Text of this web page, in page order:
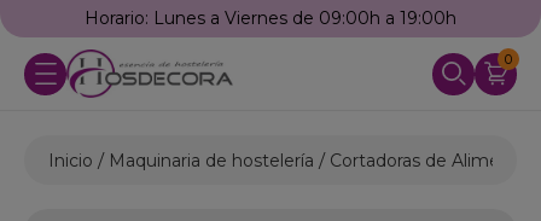
Horario: Lunes a Viernes de 09:00h a 19:00h
0
Inicio Maquinaria de hostelería Cortadoras de Alimentos